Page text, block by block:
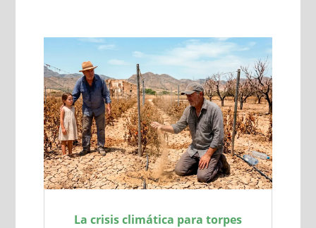
La crisis climática para torpes